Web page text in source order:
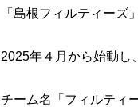
「島根フィルティーズ
2025年４月から始動し
チーム名「フィルティ